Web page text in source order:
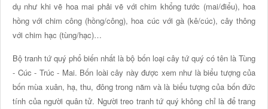
dụ như khi vẽ hoa mai phải vẽ với chim khổng tước (mai/điểu), hoa
hồng với chim công (hồng/công), hoa cúc với gà (kê/cúc), cây thông
với chim hạc (tùng/hạc)…
Bộ tranh tứ quý phổ biến nhất là bộ bốn loại cây tứ quý có tên là Tùng
- Cúc - Trúc - Mai. Bốn loài cây này được xem như là biểu tượng của
bốn mùa xuân, hạ, thu, đông trong năm và là biểu tượng của bốn đức
tính của người quân tử. Người treo tranh tứ quý không chỉ là để trang